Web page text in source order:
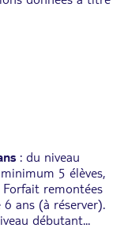
: du niveau
5 élèves,
remontées
ans (à réserver).
débutant...